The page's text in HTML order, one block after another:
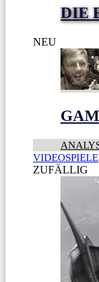
DIE
NEU
VIDEOSPIELE
ZUFÄLLIG